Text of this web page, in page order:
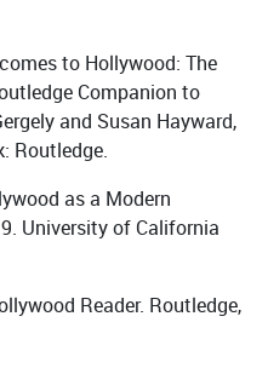
to Hollywood: The
Companion to
and Susan Hayward,
Routledge.
as a Modern
University of California
Reader. Routledge,